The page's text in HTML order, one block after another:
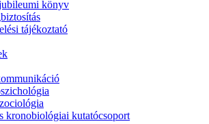
könyv
tájékoztató
kronobiológiai kutatócsoport